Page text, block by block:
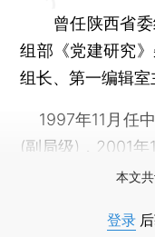
曾任陕西省委
组部《党建研究
组长、第一编辑室
1997年11月任
(副局级)，2001年
本文
登录